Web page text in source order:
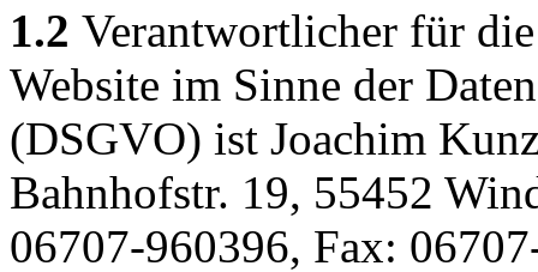
1.2 Verantwortlicher für
Website im Sinne der
(DSGVO) ist Joachim
Bahnhofstr. 19, 55452
06707-960396, Fax: